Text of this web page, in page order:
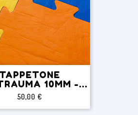
TAPPETONE
10MM -...
Prezzo
50,00 €